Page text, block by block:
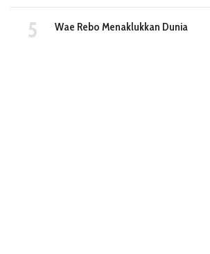
Wae Rebo Menaklukkan Dunia